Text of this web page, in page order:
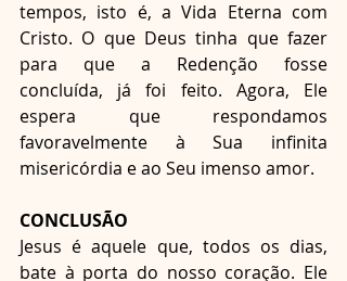
tempos, isto é, a Vida Eterna com
Cristo. O que Deus tinha que fazer
para que a Redenção fosse
concluída, já foi feito. Agora, Ele
espera que respondamos
favoravelmente à Sua infinita
misericórdia e ao Seu imenso amor.
CONCLUSÃO
Jesus é aquele que, todos os dias,
bate à porta do nosso coração. Ele